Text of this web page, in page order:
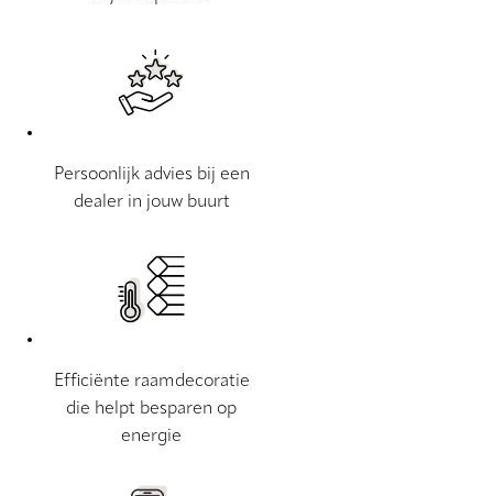
Persoonlijk advies bij een
dealer in jouw buurt
Efficiënte raamdecoratie
die helpt besparen op
energie